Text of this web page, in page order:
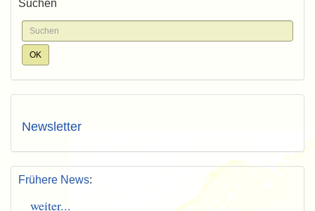
Suchen
Newsletter
Frühere News:
weiter...